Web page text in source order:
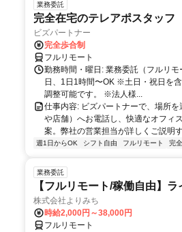
業務委託
完全在宅のテレアポスタッフ
ビズパートナー
完全歩合制
フルリモート
勤務時間・曜日: 業務委託（フルリ
日、1日1時間〜OK ※土日・祝日を
調整可能です。 ※法人様...
仕事内容: ビズパートナーで、場所
や店舗）へお電話し、快適なオフィ
案。弊社の営業担当が詳しくご説明
週1日からOK シフト自由 フルリモート 完
業務委託
【フルリモート/稼働自由】
株式会社よりみち
時給2,000円～38,000円
フルリモート